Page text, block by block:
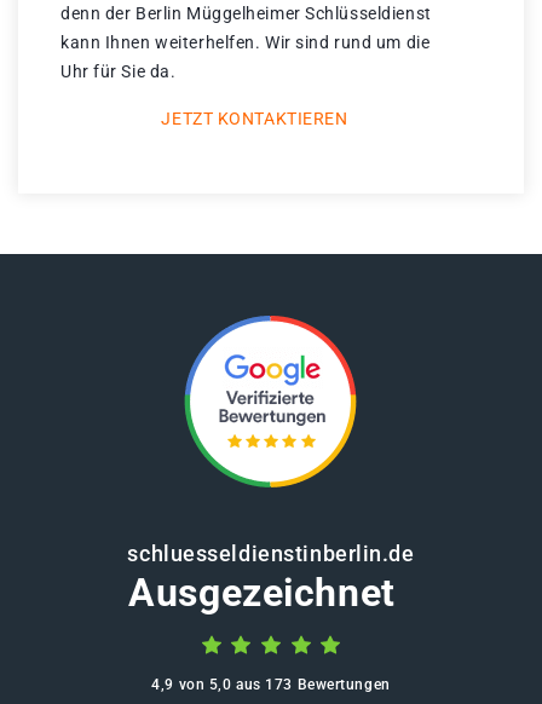
denn der Berlin Müggelheimer Schlüsseldienst
kann Ihnen weiterhelfen. Wir sind rund um die
Uhr für Sie da.
JETZT KONTAKTIEREN
schluesseldienstinberlin.de
Ausgezeichnet
4,9 von 5,0 aus 173 Bewertungen